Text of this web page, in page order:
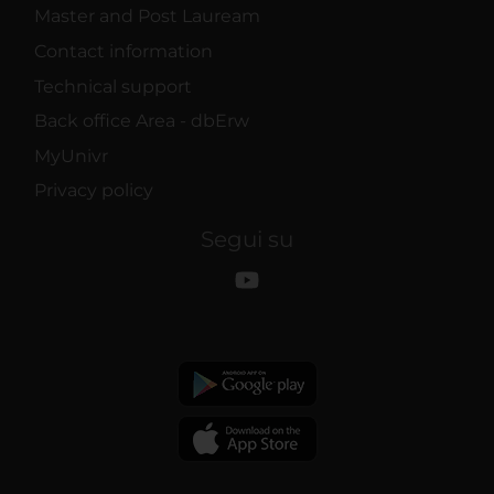
Master and Post Lauream
Contact information
Technical support
Back office Area - dbErw
MyUnivr
Privacy policy
Segui su